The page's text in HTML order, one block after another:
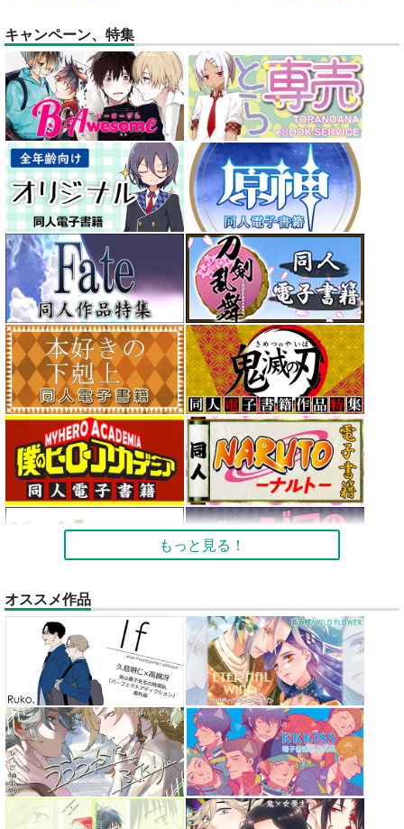
キャンペーン、特集
もっと見る！
オススメ作品